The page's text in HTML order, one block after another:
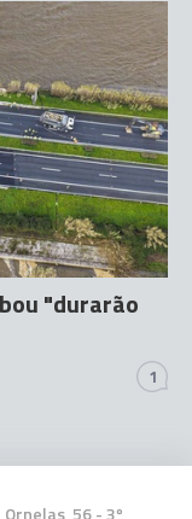
"durarão
1
56 - 3º